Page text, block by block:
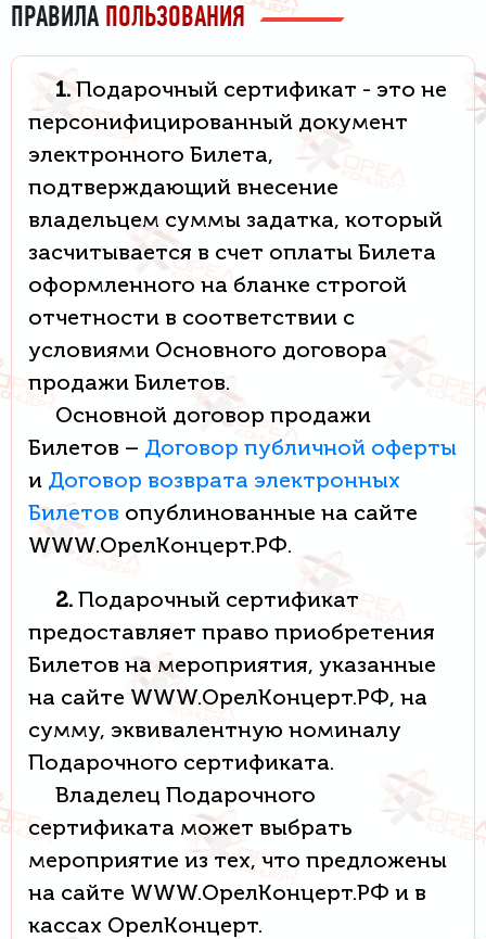
ПРАВИЛА ПОЛЬЗОВАНИЯ
1.Подарочный сертификат - это не
персонифицированный документ
электронного Билета,
подтверждающий внесение
владельцем суммы задатка, который
засчитывается в счет оплаты Билета
оформленного на бланке строгой
отчетности в соответствии с
условиями Основного договора
продажи Билетов.
Основной договор продажи
Билетов – Договор публичной оферты
и Договор возврата электронных
Билетов опублинованные на сайте
WWW.ОрелКонцерт.РФ.
2. Подарочный сертификат
предоставляет право приобретения
Билетов на мероприятия, указанные
на сайте WWW.ОрелКонцерт.РФ, на
сумму, эквивалентную номиналу
Подарочного сертификата.
Владелец Подарочного
сертификата может выбрать
мероприятие из тех, что предложены
на сайте WWW.ОрелКонцерт.РФ и в
кассах ОрелКонцерт.